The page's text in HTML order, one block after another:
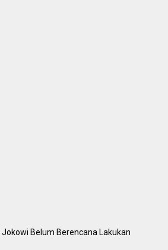
Belum Berencana Lakukan